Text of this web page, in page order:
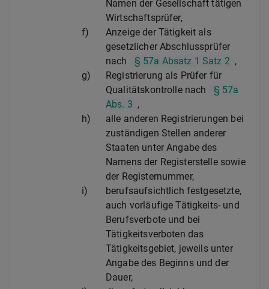
Namen der Gesellschaft tätigen
Wirtschaftsprüfer,
f)
Anzeige der Tätigkeit als
gesetzlicher Abschlussprüfer
nach
§ 57a Absatz 1 Satz 2 ,
g)
Registrierung als Prüfer für
Qualitätskontrolle nach
§ 57a
Abs. 3 ,
h)
alle anderen Registrierungen bei
zuständigen Stellen anderer
Staaten unter Angabe des
Namens der Registerstelle sowie
der Registernummer,
i)
berufsaufsichtlich festgesetzte,
auch vorläufige Tätigkeits- und
Berufsverbote und bei
Tätigkeitsverboten das
Tätigkeitsgebiet, jeweils unter
Angabe des Beginns und der
Dauer,